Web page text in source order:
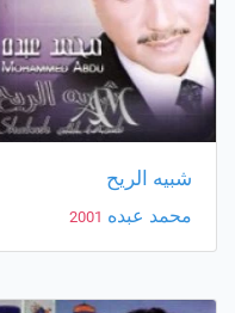
شبيه الريح
محمد عبده 2001